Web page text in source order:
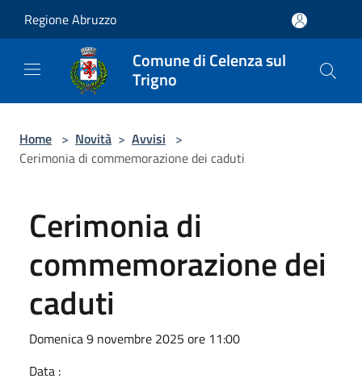
Regione Abruzzo
Comune di Celenza sul
Trigno
Home > Novità > Avvisi >
Cerimonia di commemorazione dei caduti
Cerimonia di
commemorazione dei
caduti
Domenica 9 novembre 2025 ore 11:00
Data :